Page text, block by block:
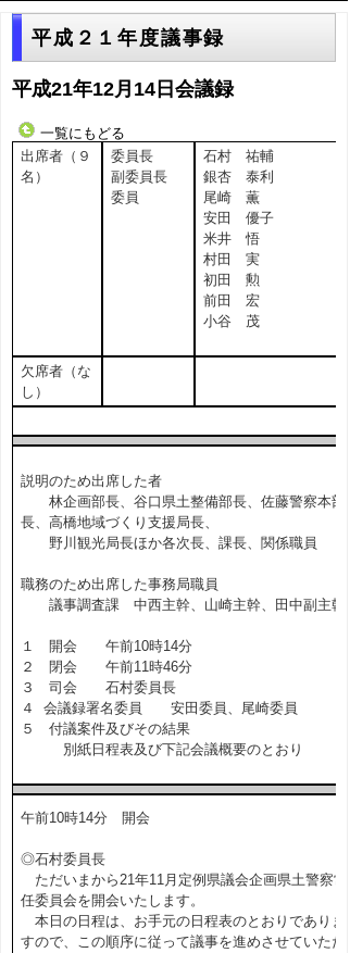
平成２１年度議事録
平成21年12月14日会議録
一覧にもどる
出席者（９
名）
委員長
副委員長
委員
石村 祐輔
銀杏 泰利
尾崎 薫
安田 優子
米井 悟
村田 実
初田 勲
前田 宏
小谷 茂
欠席者（な
し）
説明のため出席した者
林企画部長、谷口県土整備部長、佐藤警察本部
長、高橋地域づくり支援局長、
野川観光局長ほか各次長、課長、関係職員
職務のため出席した事務局職員
議事調査課 中西主幹、山崎主幹、田中副主幹
１ 開会 午前10時14分
２ 閉会 午前11時46分
３ 司会 石村委員長
４ 会議録署名委員 安田委員、尾崎委員
５ 付議案件及びその結果
別紙日程表及び下記会議概要のとおり
午前10時14分 開会
◎石村委員長
ただいまから21年11月定例県議会企画県土警察常
任委員会を開会いたします。
本日の日程は、お手元の日程表のとおりでありま
すので、この順序に従って議事を進めさせていただ